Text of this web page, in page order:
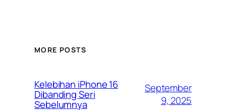
MORE POSTS
Kelebihan iPhone 16
Dibanding Seri
Sebelumnya
September
9, 2025